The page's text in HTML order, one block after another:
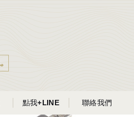
點我+LINE 聯絡我們